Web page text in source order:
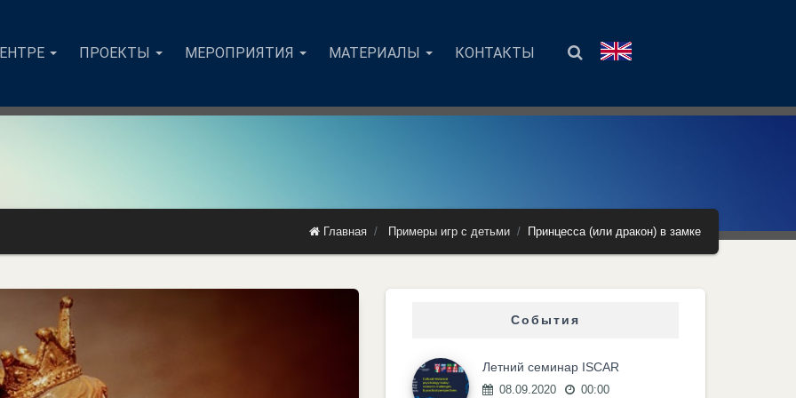
ПРОЕКТЫ МЕРОПРИЯТИЯ МАТЕРИАЛЫ КОНТАКТЫ
Главная Примеры игр с детьми Принцесса (или дракон) в замке
События
Летний семинар ISCAR
08.09.2020 00:00